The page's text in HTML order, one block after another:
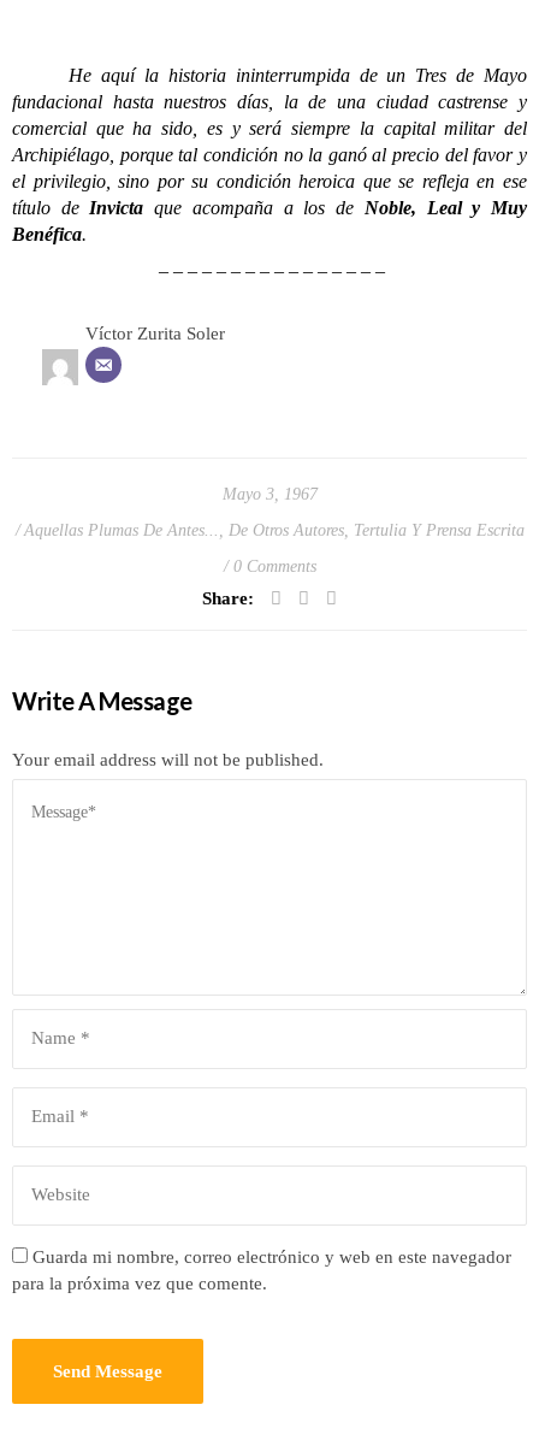
He aquí la historia ininterrumpida de un Tres de Mayo
fundacional hasta nuestros días, la de una ciudad castrense y
comercial que ha sido, es y será siempre la capital militar del
Archipiélago, porque tal condición no la ganó al precio del favor y
el privilegio, sino por su condición heroica que se refleja en ese
título de Invicta que acompaña a los de Noble, Leal y Muy
Benéfica.
– – – – – – – – – – – – – – – –
Víctor Zurita Soler
Mayo 3, 1967
Aquellas Plumas De Antes...
De Otros Autores, Tertulia Y Prensa Escrita
0 Comments
Share:
Write A Message
Your email address will not be published.
Guarda mi nombre, correo electrónico y web en este navegador
para la próxima vez que comente.